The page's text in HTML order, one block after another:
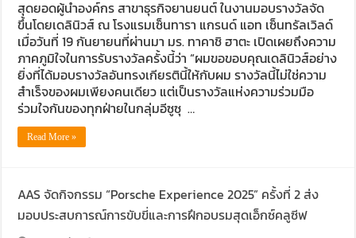
สุดยอดผู้นำองค์กร สาขาธุรกิจยานยนต์ ในงานมอบรางวัลจัด
ขึ้นโดยเดลินิวส์ ณ โรงแรมเซ็นทารา แกรนด์ แอท เซ็นทรัลเวิลด์
เมื่อวันที่ 19 กันยายนที่ผ่านมา มร. ทาคาชิ ฮาตะ เปิดเผยถึงความ
ภาคภูมิใจในการรับรางวัลครั้งนี้ว่า “ผมขอขอบคุณเดลินิวส์อย่าง
ยิ่งที่ได้มอบรางวัลอันทรงเกียรตินี้ให้กับผม รางวัลนี้ไม่ใช่ความ
สำเร็จของผมเพียงคนเดียว แต่เป็นรางวัลแห่งความร่วมมือ
ร่วมใจกันของทุกฝ่ายในกลุ่มอีซูซุ …
Read More »
AAS จัดกิจกรรม “Porsche Experience 2025” ครั้งที่ 2 ส่ง
มอบประสบการณ์การขับขี่และการฝึกอบรมสุดเอ็กซ์คลูซีฟ